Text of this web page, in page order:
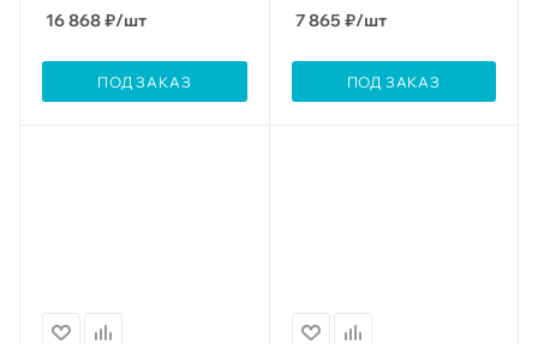
16 868₽/шт
ПОД ЗАКАЗ
7 865 ₽/шт
ПОД ЗАКАЗ